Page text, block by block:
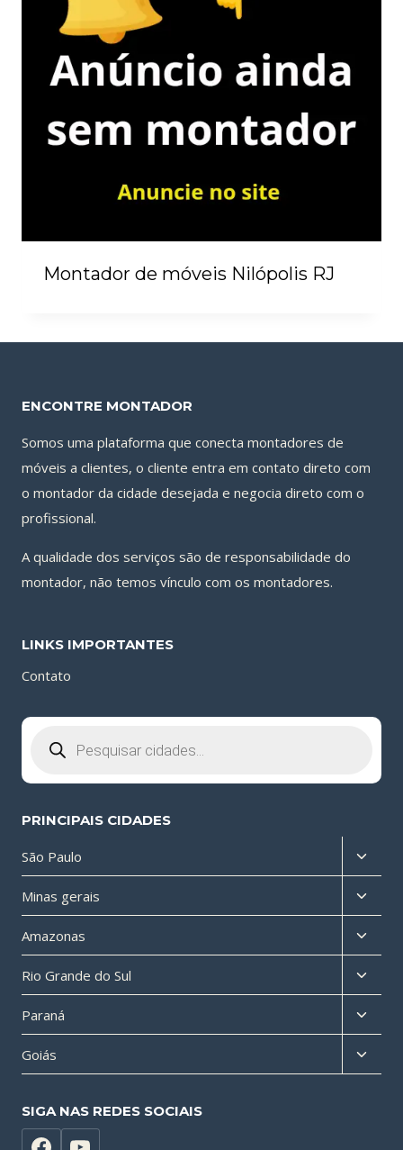
Montador de móveis Nilópolis RJ
ENCONTRE MONTADOR
Somos uma plataforma que conecta montadores de
móveis a clientes, o cliente entra em contato direto com
o montador da cidade desejada e negocia direto com o
profissional.
A qualidade dos serviços são de responsabilidade do
montador, não temos vínculo com os montadores.
LINKS IMPORTANTES
Contato
produtos
PRINCIPAIS CIDADES
São Paulo
menu
filho
Minas gerais
menu
filho
Amazonas
menu
filho
Rio Grande do Sul
menu
filho
Paraná
menu
filho
Goiás
menu
SIGA NAS REDES SOCIAIS